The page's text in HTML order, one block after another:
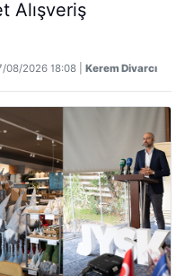
Alışveriş
08/2026 18:08 | Kerem Divarcı